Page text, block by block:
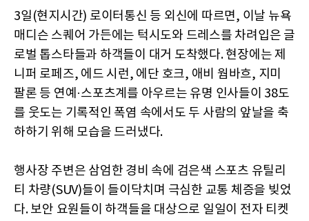
3일(현지시간) 로이터통신 등 외신에 따르면, 이날 뉴욕
매디슨 스퀘어 가든에는 턱시도와 드레스를 차려입은 글
로벌 톱스타들과 하객들이 대거 도착했다. 현장에는 제
니퍼 로페즈, 에드 시런, 에단 호크, 애비 웜바흐, 지미
팔론 등 연예·스포츠계를 아우르는 유명 인사들이 38도
를 웃도는 기록적인 폭염 속에서도 두 사람의 앞날을 축
하하기 위해 모습을 드러냈다.
행사장 주변은 삼엄한 경비 속에 검은색 스포츠 유틸리
티 차량(SUV)들이 들이닥치며 극심한 교통 체증을 빚었
다. 보안 요원들이 하객들을 대상으로 일일이 전자 티켓